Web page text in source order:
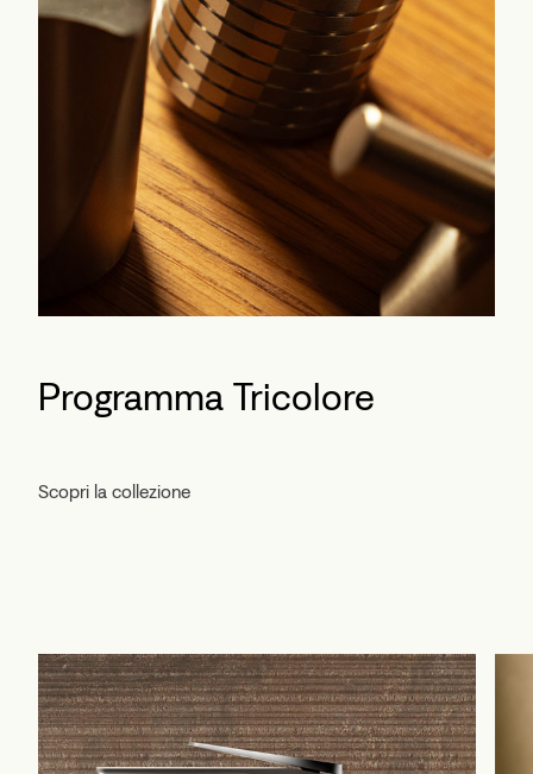
Programma Tricolore
Scopri la collezione